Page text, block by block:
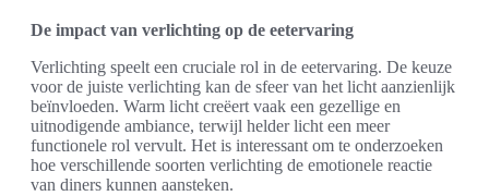
De impact van verlichting op de eetervaring
Verlichting speelt een cruciale rol in de eetervaring. De keuze
voor de juiste verlichting kan de sfeer van het licht aanzienlijk
beïnvloeden. Warm licht creëert vaak een gezellige en
uitnodigende ambiance, terwijl helder licht een meer
functionele rol vervult. Het is interessant om te onderzoeken
hoe verschillende soorten verlichting de emotionele reactie
van diners kunnen aansteken.